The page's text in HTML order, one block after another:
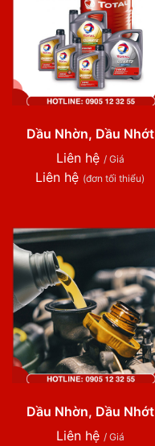
Dầu Nhờn, Dầu Nhớt
Liên hệ / Giá
Liên hệ (đơn tối thiểu)
Dầu Nhờn, Dầu Nhớt
Liên hệ / Giá